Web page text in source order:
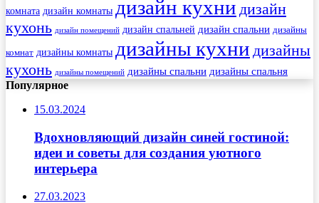
комната дизайн комнаты дизайн кухни дизайн
кухонь дизайн помещений дизайн спальней дизайн спальни дизайны
комнат дизайны комнаты дизайны кухни дизайны
кухонь дизайны помещений дизайны спальни дизайны спальня
Популярное
15.03.2024
Вдохновляющий дизайн синей гостиной:
идеи и советы для создания уютного
интерьера
27.03.2023